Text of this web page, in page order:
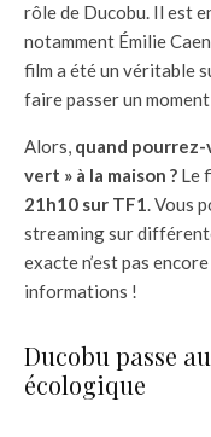
rôle de Ducobu. Il est
notamment Émilie
film a été un véritable
faire passer un
Alors, quand pourrez-
vert » à la maison ? Le
21h10 sur TF1. Vous
streaming sur
exacte n’est pas
informations !
Ducobu passe
écologique